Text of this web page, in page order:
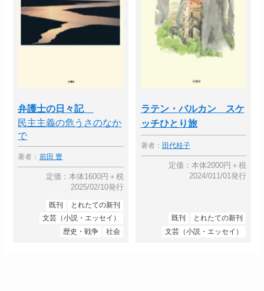
弁護士の日々記
民主主義の危うさのなか
で
著者： 前田 豊
定価：本体1600円＋税
2025/02/10発行
既刊
とれたての新刊
文芸（小説・エッセイ）
歴史・戦争
社会
ラテン・バルカン スケ
ッチひとり旅
著者： 田代桂子
定価：本体2000円＋税
2024/011/01発行
既刊
とれたての新刊
文芸（小説・エッセイ）